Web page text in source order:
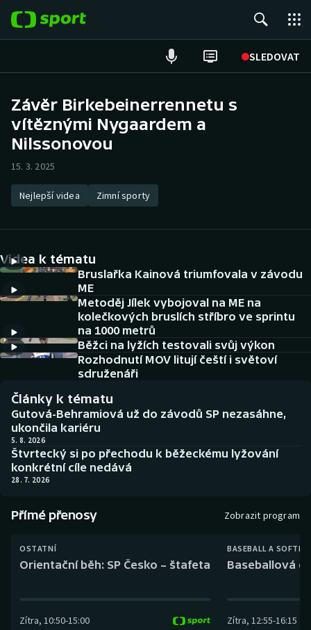
SLEDOVAT
Hokej
Atletika
DALŠÍ SPORTY
Americký fotbal
Baseball a softbal
Basketbal
Boby a skeleton
Box
Dostihy
Florbal
Golf
NEPŘEHLÉDNĚTE
Historické návraty
AZ kvíz
Závěr Birkebeinerrennetu s
vítěznými Nygaardem a
Nilssonovou
15. 3. 2025
Nejlepší videa Zimní sporty
Videa k tématu
Bruslařka Kainová triumfovala v závodu
ME
Metoděj Jílek vybojoval na ME na
kolečkových bruslích stříbro ve sprintu
na 1000 metrů
Běžci na lyžích testovali svůj výkon
Rozhodnutí MOV litují čeští i světoví
sdruženáři
Články k tématu
Gutová-Behramiová už do závodů SP nezasáhne,
ukončila kariéru
5. 8. 2026
Štvrtecký si po přechodu k běžeckému lyžování
konkrétní cíle nedává
28. 7. 2026
Přímé přenosy Zobrazit program
OSTATNÍ
Orientační běh: SP Česko – štafeta
Zítra, 10:50-15:00
BASEBALL A
Baseballová
Zítra, 12:55-16:15